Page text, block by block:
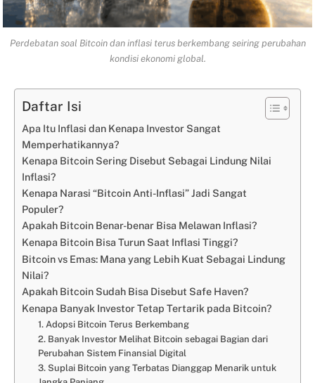
Perdebatan soal Bitcoin dan inflasi terus berkembang seiring perubahan
kondisi ekonomi global.
Daftar Isi
Apa Itu Inflasi dan Kenapa Investor Sangat
Memperhatikannya?
Kenapa Bitcoin Sering Disebut Sebagai Lindung Nilai
Inflasi?
Kenapa Narasi “Bitcoin Anti-Inflasi” Jadi Sangat
Populer?
Apakah Bitcoin Benar-benar Bisa Melawan Inflasi?
Kenapa Bitcoin Bisa Turun Saat Inflasi Tinggi?
Bitcoin vs Emas: Mana yang Lebih Kuat Sebagai Lindung
Nilai?
Apakah Bitcoin Sudah Bisa Disebut Safe Haven?
Kenapa Banyak Investor Tetap Tertarik pada Bitcoin?
1. Adopsi Bitcoin Terus Berkembang
2. Banyak Investor Melihat Bitcoin sebagai Bagian dari
Perubahan Sistem Finansial Digital
3. Suplai Bitcoin yang Terbatas Dianggap Menarik untuk